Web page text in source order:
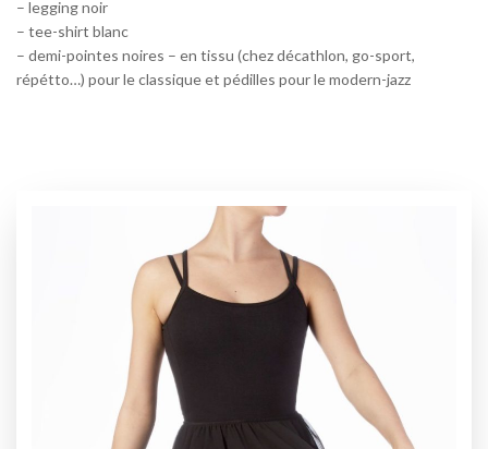
– legging noir
– tee-shirt blanc
– demi-pointes noires – en tissu (chez décathlon, go-sport,
répétto…) pour le classique et pédilles pour le modern-jazz